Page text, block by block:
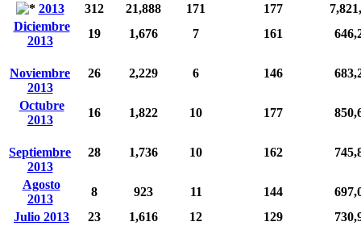
2013
312 21,888 171 177
Diciembre
2013
19 1,676 7 161
Noviembre
2013
26 2,229 6 146
Octubre
2013
16 1,822 10 177
Septiembre
2013
28 1,736 10 162
Agosto
2013
8 923 11 144
Julio 2013
23 1,616 12 129